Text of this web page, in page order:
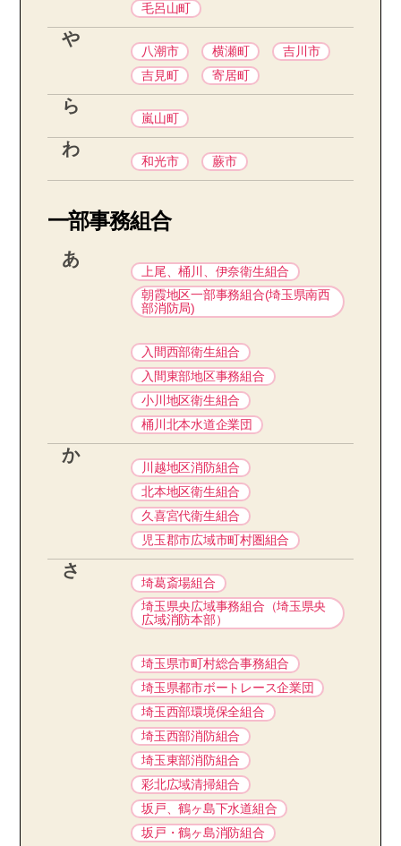
毛呂山町
や
八潮市 横瀬町
吉川市
吉見町
寄居町
ら
嵐山町
わ
和光市 蕨市
一部事務組合
あ
上尾、桶川、伊奈衛生組合
朝霞地区一部事務組合(埼玉県南西
部消防局)
入間西部衛生組合
入間東部地区事務組合
小川地区衛生組合
桶川北本水道企業団
か
川越地区消防組合
北本地区衛生組合
久喜宮代衛生組合
児玉郡市広域市町村圏組合
さ
埼葛斎場組合
埼玉県央広域事務組合（埼玉県央
広域消防本部）
埼玉県市町村総合事務組合
埼玉県都市ボートレース企業団
埼玉西部環境保全組合
埼玉西部消防組合
埼玉東部消防組合
彩北広域清掃組合
坂戸、鶴ヶ島下水道組合
坂戸・鶴ヶ島消防組合